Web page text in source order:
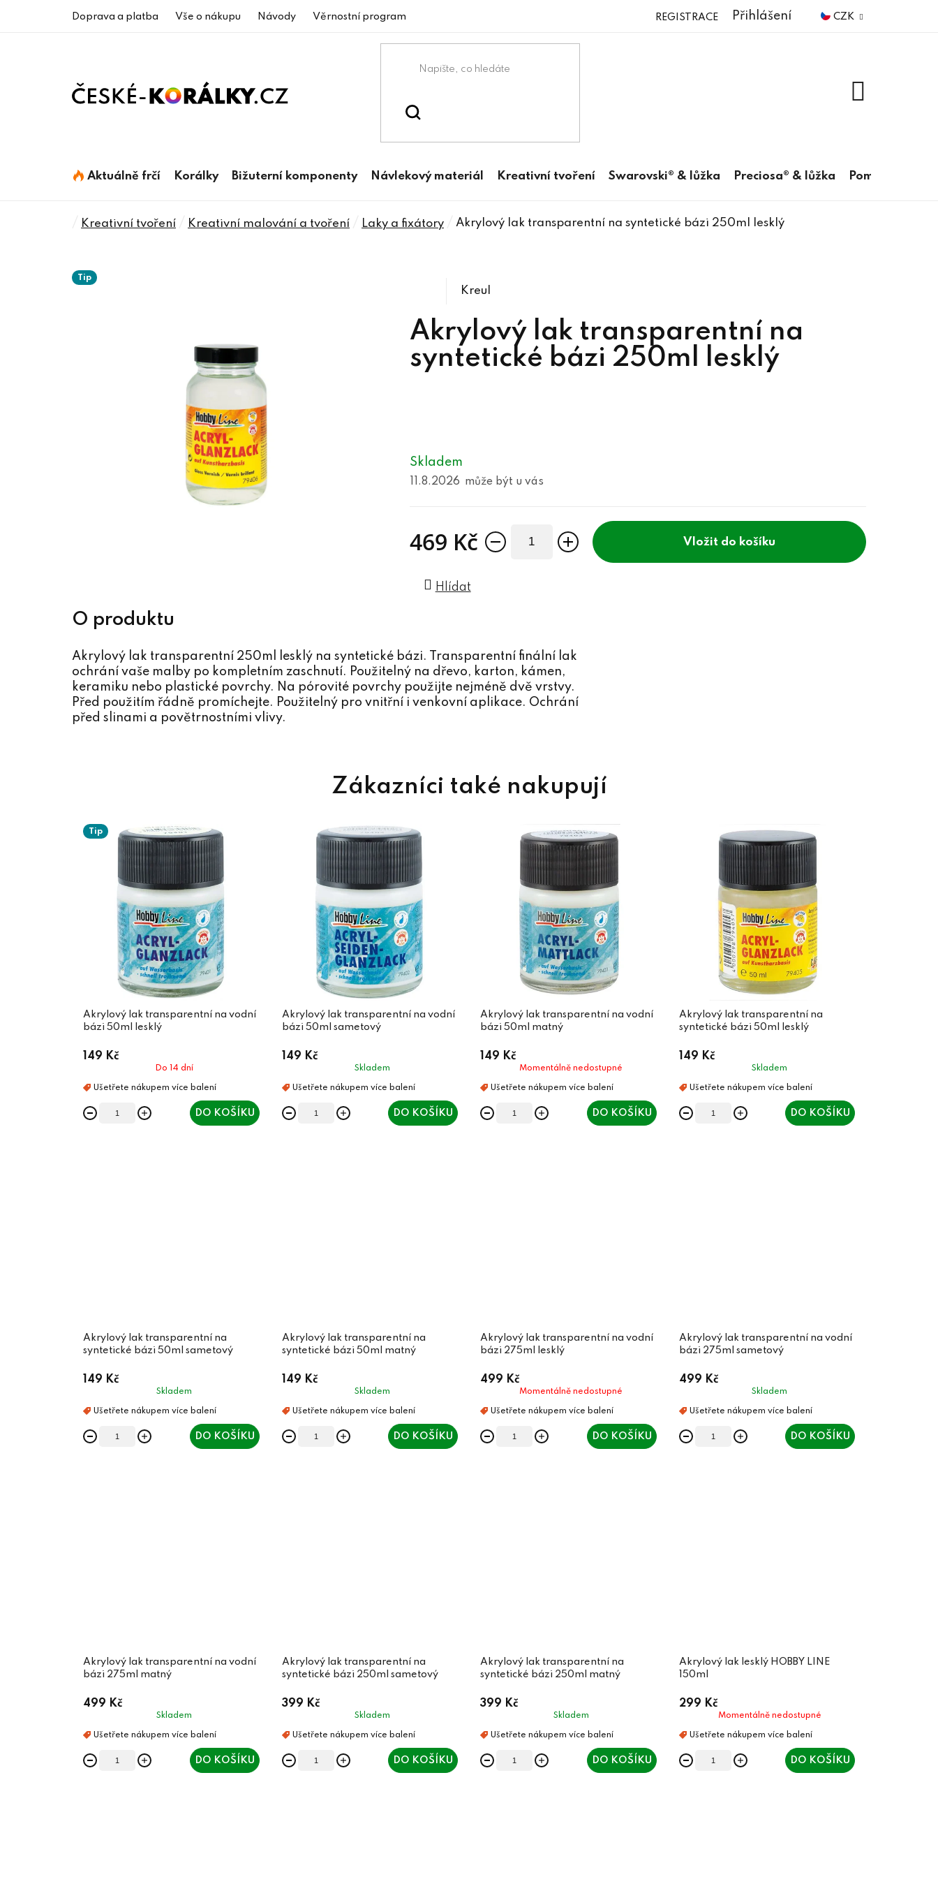
Doprava a platba Vše o nákupu Návody Věrnostní program CZK
Přihlášení
REGISTRACE
Aktuálně frčí Korálky Bižuterní komponenty Návlekový materiál Kreativní tvoření Swarovski® & lůžka Preciosa® & lůžka Pomůcky
Domů
Kreativní tvoření Kreativní malování a tvoření Laky a fixátory Akrylový lak transparentní na syntetické bázi 250ml lesklý
Akrylový lak transparentní na
syntetické bázi 250ml lesklý
Kreul
Skladem
11.8.2026
469 Kč do košíku
Hlídat
Tip
Akrylový lak transparentní 250ml lesklý na syntetické bázi. Transparentní finální lak
ochrání vaše malby po kompletním zaschnutí. Použitelný na dřevo, karton, kámen,
keramiku nebo plastické povrchy. Na pórovité povrchy použijte nejméně dvě vrstvy.
Před použitím řádně promíchejte. Použitelný pro vnitřní i venkovní aplikace. Ochrání
před slinami a povětrnostními vlivy.
Tip
Akrylový lak transparentní na vodní
bázi 50ml lesklý
149 Kč
Do 14 dní
DO KOŠÍKU
Akrylový lak transparentní na vodní
bázi 50ml sametový
149 Kč
Skladem
DO KOŠÍKU
Akrylový lak transparentní na vodní
bázi 50ml matný
149 Kč
Momentálně nedostupné
DO KOŠÍKU
Akrylový lak transparentní na
syntetické bázi 50ml lesklý
149 Kč
Skladem
DO KOŠÍKU
Akrylový lak transparentní na
syntetické bázi 50ml sametový
149 Kč
Skladem
DO KOŠÍKU
Akrylový lak transparentní na
syntetické bázi 50ml matný
149 Kč
Skladem
DO KOŠÍKU
Akrylový lak transparentní na vodní
bázi 275ml lesklý
499 Kč
Momentálně nedostupné
DO KOŠÍKU
Akrylový lak transparentní na vodní
bázi 275ml sametový
499 Kč
Skladem
DO KOŠÍKU
Akrylový lak transparentní na vodní
bázi 275ml matný
499 Kč
Skladem
DO KOŠÍKU
Akrylový lak transparentní na
syntetické bázi 250ml sametový
399 Kč
Skladem
DO KOŠÍKU
Akrylový lak transparentní na
syntetické bázi 250ml matný
399 Kč
Skladem
DO KOŠÍKU
Akrylový lak lesklý HOBBY LINE
150ml
299 Kč
Momentálně nedostupné
DO KOŠÍKU